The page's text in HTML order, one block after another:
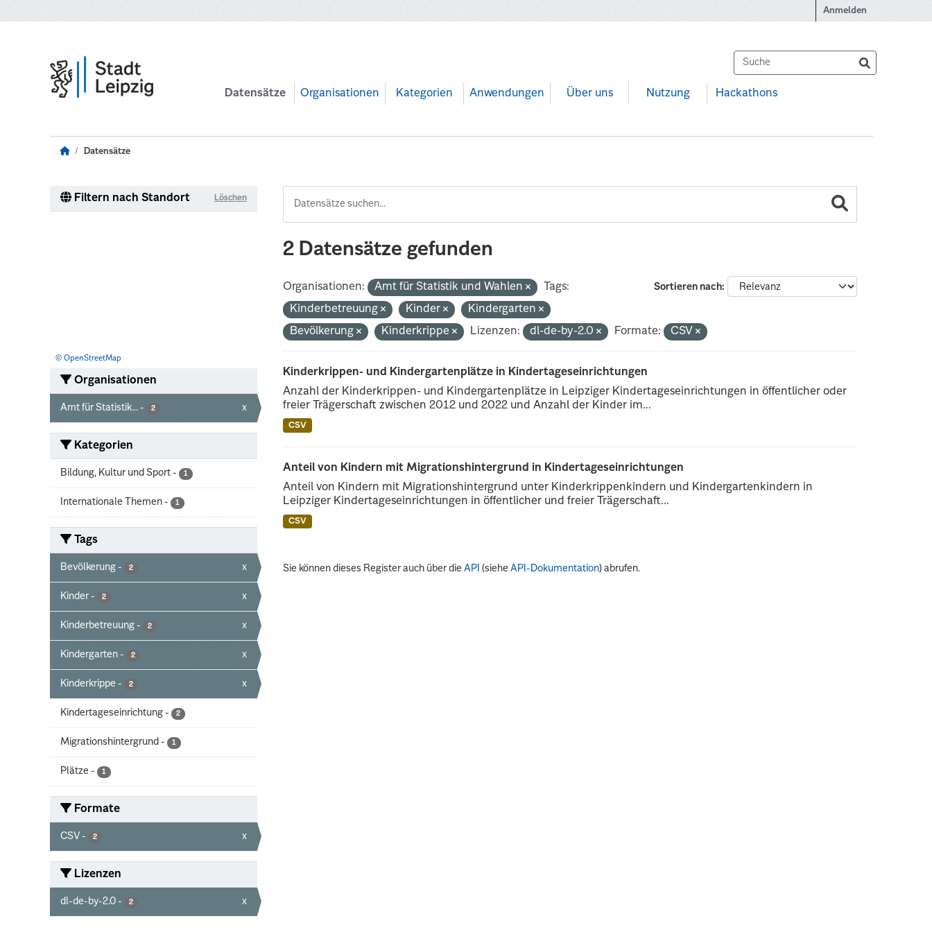
Anmelden
Datensätze Organisationen Kategorien Anwendungen Über uns Nutzung Hackathons
Datensätze
Filtern nach Standort Löschen
© OpenStreetMap
Organisationen
Amt für Statistik... - 2 x
Kategorien
Bildung, Kultur und Sport - 1
Internationale Themen - 1
Tags
Bevölkerung - 2 x
Kinder - 2 x
Kinderbetreuung - 2 x
Kindergarten - 2 x
Kinderkrippe - 2 x
Kindertageseinrichtung - 2
Migrationshintergrund - 1
Plätze - 1
Formate
CSV - 2 x
Lizenzen
dl-de-by-2.0 - 2 x
2 Datensätze gefunden
Sortieren nach
Organisationen: Amt für Statistik und Wahlen
Tags:
Kinderbetreuung
Kinder
Kindergarten
Bevölkerung
Kinderkrippe Lizenzen: dl-de-by-2.0 Formate: CSV
Kinderkrippen- und Kindergartenplätze in Kindertageseinrichtungen
Anzahl der Kinderkrippen- und Kindergartenplätze in Leipziger Kindertageseinrichtungen in öffentlicher oder
freier Trägerschaft zwischen 2012 und 2022 und Anzahl der Kinder im...
CSV
Anteil von Kindern mit Migrationshintergrund in Kindertageseinrichtungen
Anteil von Kindern mit Migrationshintergrund unter Kinderkrippenkindern und Kindergartenkindern in
Leipziger Kindertageseinrichtungen in öffentlicher und freier Trägerschaft...
CSV
Sie können dieses Register auch über dieAPI (sieheAPI-Dokumentation) abrufen.